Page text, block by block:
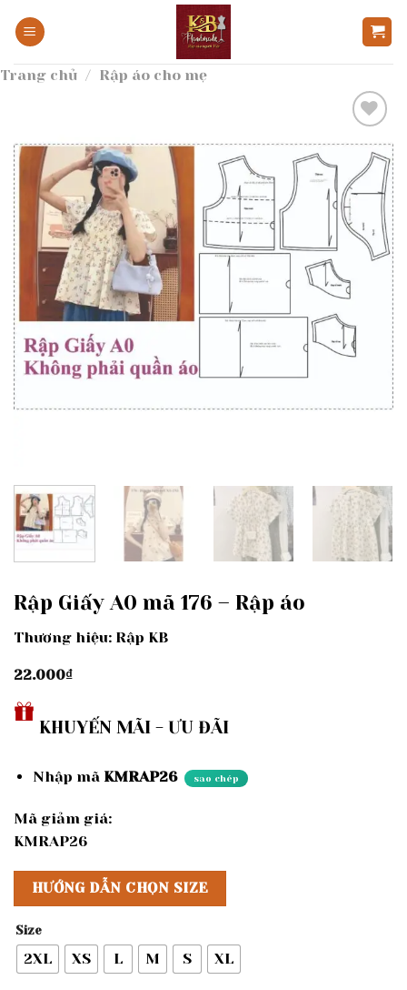
qua
dung
Trang chủ / Rập áo cho mẹ
Add to
wishlist
Rập Giấy A0 mã 176 – Rập áo
Thương hiệu: Rập KB
22.000₫
KHUYẾN MÃI - ƯU ĐÃI
Nhập mã KMRAP26 sao chép
Mã giảm giá:
KMRAP26
HƯỚNG DẪN CHỌN SIZE
Size
2XL XS L M S XL